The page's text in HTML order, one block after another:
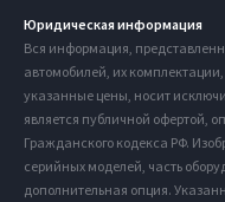
Юридическая информация
Вся информация,
автомобилей, их
указанные цены, носит
является публичной офертой,
Гражданского кодекса РФ.
серийных моделей, часть
дополнительная опция.